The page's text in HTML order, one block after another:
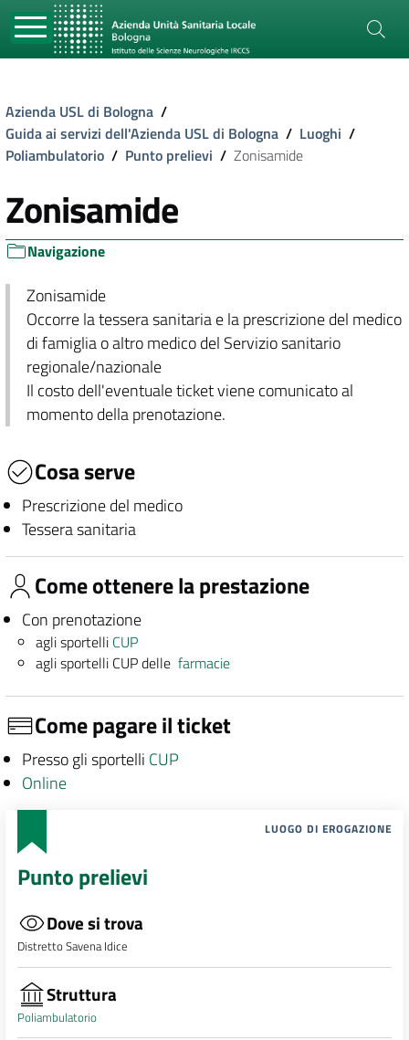
Azienda USL di Bologna /
Guida ai servizi dell'Azienda USL di Bologna / Luoghi /
Poliambulatorio / Punto prelievi / Zonisamide
Zonisamide
Navigazione
Zonisamide
Occorre la tessera sanitaria e la prescrizione del medico
di famiglia o altro medico del Servizio sanitario
regionale/nazionale
Il costo dell'eventuale ticket viene comunicato al
momento della prenotazione.
Cosa serve
Prescrizione del medico
Tessera sanitaria
Come ottenere la prestazione
Con prenotazione
agli sportelli CUP
agli sportelli CUP dellefarmacie
Come pagare il ticket
Presso gli sportelli CUP
Online
LUOGO DI EROGAZIONE
Punto prelievi
Dove si trova
Distretto Savena Idice
Struttura
Poliambulatorio